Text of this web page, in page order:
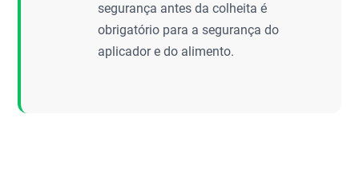
segurança antes da colheita é
obrigatório para a segurança do
aplicador e do alimento.